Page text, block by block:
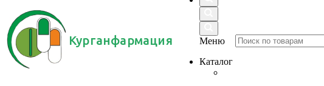
Курганфармация
Меню
Каталог